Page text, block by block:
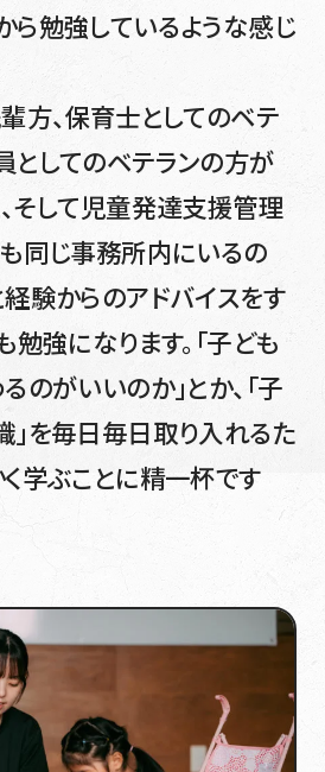
ら勉強しているような感じ
方、保育士としてのベテ
としてのベテランの方が
そして児童発達支援管理
同じ事務所内にいるの
験からのアドバイスをす
勉強になります。「子ども
のがいいのか」とか、「子
」を毎日毎日取り入れるた
学ぶことに精一杯です